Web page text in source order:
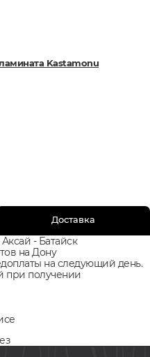
Kastamonu
Доставка
- Батайск
на Дону
на следующий день.
при получении